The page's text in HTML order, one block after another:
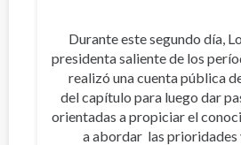
Durante este segundo día,
presidenta saliente de los
realizó una cuenta pública
del capítulo para luego dar
orientadas a propiciar el
a abordar las prioridades